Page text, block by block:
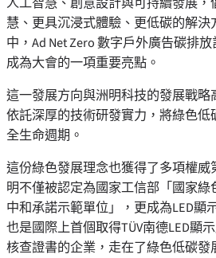
慧、更具沉浸式體驗、更低碳的解決
中，Ad Net Zero 數字戶外廣告碳排
成為大會的一項重要亮點。
這一發展方向與洲明科技的發展戰略
依託深厚的技術研發實力，將綠色低
全生命週期。
這份綠色發展理念也獲得了多項權威
明不僅被認定為國家工信部「國家綠
中和承諾示範單位」，更成為LED顯
也是國際上首個取得TÜV南德LED顯示
核查證書的企業，走在了綠色低碳發